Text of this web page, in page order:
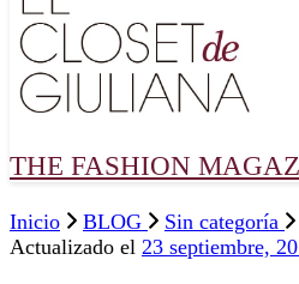
THE FASHION
Inicio BLOG Sin categoría
Actualizado el 23 septiembre,